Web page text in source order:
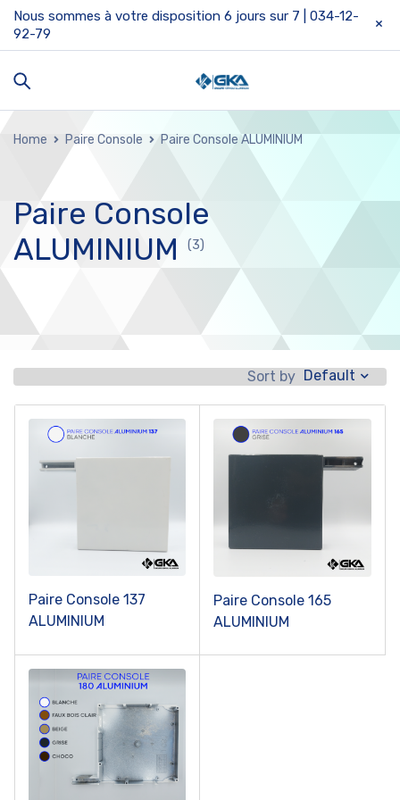
Nous sommes à votre disposition 6 jours sur 7 | 034-12-
92-79
Home Paire Console Paire Console ALUMINIUM
Paire Console
ALUMINIUM
(3)
Sort by Default
Paire Console 137
ALUMINIUM
Paire Console 165
ALUMINIUM